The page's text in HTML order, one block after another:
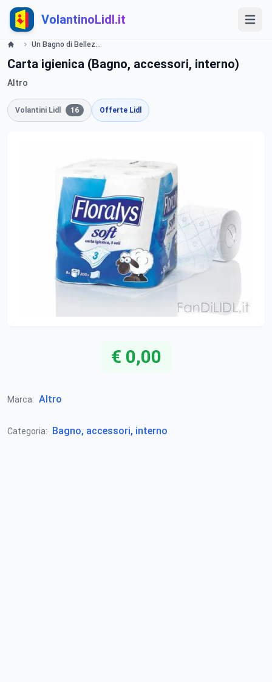
VolantinoLidl.it
Un Bagno di Bellezza - LIDL Volantino Offerte e Promozioni - Offerte valide dal 27 luglio 2015 Lidl
Carta igienica (Bagno, accessori, interno)
Altro
Volantini Lidl 16 Offerte Lidl
€ 0,00
Marca: Altro
Categoria: Bagno, accessori, interno